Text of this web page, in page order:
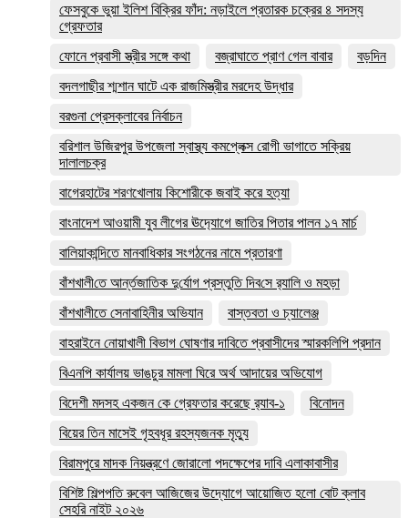
ফেসবুকে ভুয়া ইলিশ বিক্রির ফাঁদ: নড়াইলে প্রতারক চক্রের ৪ সদস্য
গ্রেফতার
ফোনে প্রবাসী স্ত্রীর সঙ্গে কথা
বজ্রাঘাতে প্রাণ গেল বাবার
বড়দিন
বদলগাছীর শ্মশান ঘাটে এক রাজমিস্ত্রীর মরদেহ উদ্ধার
বরগুনা প্রেসক্লাবের নির্বাচন
বরিশাল উজিরপুর উপজেলা স্বাস্থ্য কমপ্লেক্স রোগী ভাগাতে সক্রিয়
দালালচক্র
বাগেরহাটের শরণখোলায় কিশোরীকে জবাই করে হত্যা
বাংনাদেশ আওয়ামী যুব লীগের ঊদ‍্যোগে জাতির পিতার পালন ১৭ মার্চ
বালিয়াকান্দিতে মানবাধিকার সংগঠনের নামে প্রতারণা
বাঁশখালী‌তে আর্ন্তজা‌তিক দু‌র্যোগ প্রস্তু‌তি দিব‌সে র‌্যালি ও মহড়া
বাঁশখালীতে সেনাবাহিনীর অভিযান
বাস্তবতা ও চ্যালেঞ্জ
বাহরাইনে নোয়াখালী বিভাগ ঘোষণার দাবিতে প্রবাসীদের স্মারকলিপি প্রদান
বিএনপি কার্যালয় ভাঙচুর মামলা ঘিরে অর্থ আদায়ের অভিযোগ
বিদেশী মদসহ একজন কে গ্রেফতার করেছে র‌্যাব-১
বিনোদন
বিয়ের তিন মাসেই গৃহবধূর রহস্যজনক মৃত্যু
বিরামপুরে মাদক নিয়ন্ত্রণে জোরালো পদক্ষেপের দাবি এলাকাবাসীর
বিশিষ্ট শিল্পপতি রুবেল আজিজের উদ্যোগে আয়োজিত হলো বোট ক্লাব
সেহরি নাইট ২০২৬